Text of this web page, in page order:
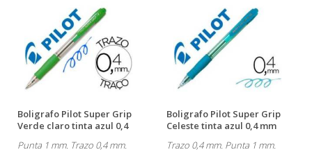
Boligrafo Pilot Super Grip
Verde claro tinta azul 0,4
Punta 1 mm. Trazo 0,4 mm.
Boligrafo Pilot Super Grip
Celeste tinta azul 0,4 mm
Trazo 0,4 mm. Punta 1 mm.